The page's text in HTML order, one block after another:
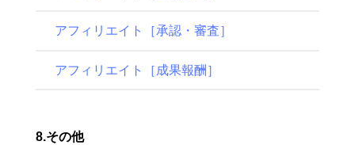
アフィリエイト［承認・審査］
アフィリエイト［成果報酬］
8.その他